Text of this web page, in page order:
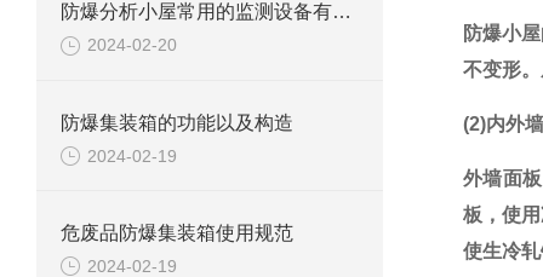
防爆分析小屋常用的监测设备有哪些
2024-02-20
防爆集装箱的功能以及构造
2024-02-19
危废品防爆集装箱使用规范
2024-02-19
防爆小
不变形
(2)内外
外墙面
板，使
使生冷